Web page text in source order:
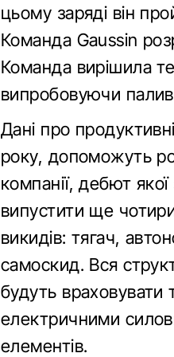
цьому заряді він
Команда Gaussin
Команда вирішила
випробовуючи
Дані про
року, допоможуть
компанії, дебют
випустити ще
викидів: тягач,
самоскид. Вся
будуть враховувати
електричними
елементів.